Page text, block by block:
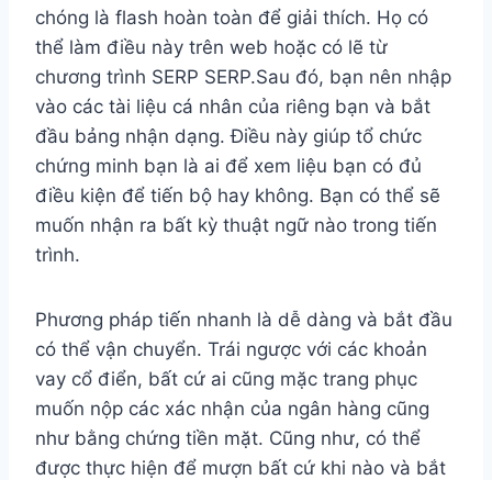
chóng là flash hoàn toàn để giải thích. Họ có
thể làm điều này trên web hoặc có lẽ từ
chương trình SERP SERP.Sau đó, bạn nên nhập
vào các tài liệu cá nhân của riêng bạn và bắt
đầu bảng nhận dạng. Điều này giúp tổ chức
chứng minh bạn là ai để xem liệu bạn có đủ
điều kiện để tiến bộ hay không. Bạn có thể sẽ
muốn nhận ra bất kỳ thuật ngữ nào trong tiến
trình.
Phương pháp tiến nhanh là dễ dàng và bắt đầu
có thể vận chuyển. Trái ngược với các khoản
vay cổ điển, bất cứ ai cũng mặc trang phục
muốn nộp các xác nhận của ngân hàng cũng
như bằng chứng tiền mặt. Cũng như, có thể
được thực hiện để mượn bất cứ khi nào và bắt